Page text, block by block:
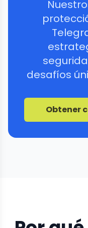
desafíos
Obtener